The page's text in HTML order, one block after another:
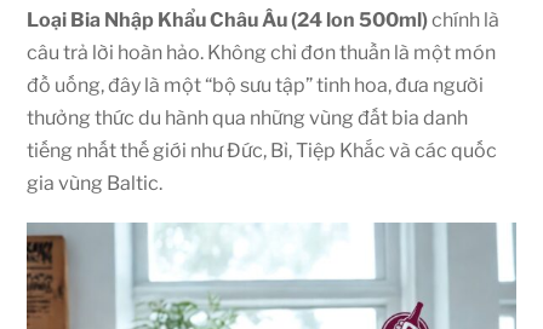
Loại Bia Nhập Khẩu Châu Âu (24 lon 500ml)chính là
câu trả lời hoàn hảo. Không chỉ đơn thuần là một món
đồ uống, đây là một “bộ sưu tập” tinh hoa, đưa người
thưởng thức du hành qua những vùng đất bia danh
tiếng nhất thế giới như Đức, Bỉ, Tiệp Khắc và các quốc
gia vùng Baltic.